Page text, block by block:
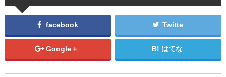
facebook Twitte
Google＋ はてな